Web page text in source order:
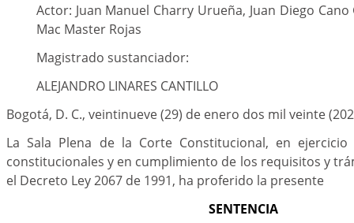
Actor: Juan Manuel Charry Urueña, Juan Diego
Mac Master Rojas
Magistrado sustanciador:
ALEJANDRO LINARES CANTILLO
Bogotá, D. C., veintinueve (29) de enero dos mil veinte
La Sala Plena de la Corte Constitucional, en
constitucionales y en cumplimiento de los requisitos y
el Decreto Ley 2067 de 1991, ha proferido la presente
SENTENCIA